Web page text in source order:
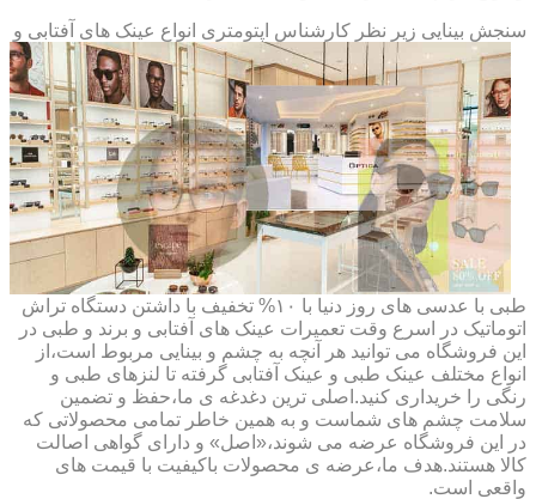
سنجش بینایی زیر نظر کارشناس اپتومتری انواع عینک های آفتابی و
طبی با عدسی های روز دنیا با ۱۰% تخفیف با داشتن دستگاه تراش
اتوماتیک در اسرع وقت تعمیرات عینک های آفتابی و برند و طبی در
این فروشگاه می توانید هر آنچه به چشم و بینایی مربوط است،از
انواع مختلف عینک طبی و عینک آفتابی گرفته تا لنزهای طبی و
رنگی را خریداری کنید.اصلی ترین دغدغه ی ما،حفظ و تضمین
سلامت چشم های شماست و به همین خاطر تمامی محصولاتی که
در این فروشگاه عرضه می شوند،«اصل» و دارای گواهی اصالت
کالا هستند.هدف ما،عرضه ی محصولات باکیفیت با قیمت های
واقعی است.